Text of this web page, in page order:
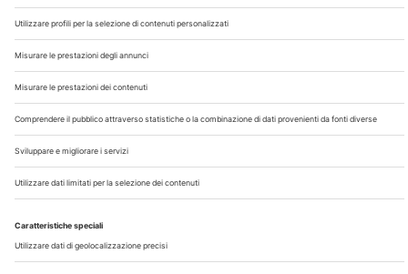
Chi Siamo
Contatti
Note Legali
Privacy